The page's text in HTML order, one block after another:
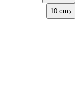
10 cm